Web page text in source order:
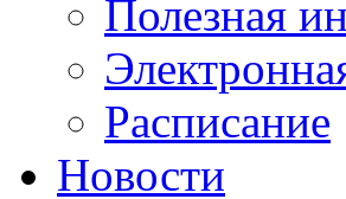
Полезная
Расписание
Новости